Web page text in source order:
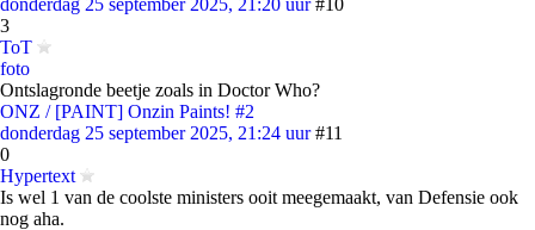
donderdag 25 september 2025, 21:20 uur #10
3
ToT
foto
Ontslagronde beetje zoals in Doctor Who?
ONZ / [PAINT] Onzin Paints! #2
donderdag 25 september 2025, 21:24 uur #11
0
Hypertext
Is wel 1 van de coolste ministers ooit meegemaakt, van Defensie ook
nog aha.